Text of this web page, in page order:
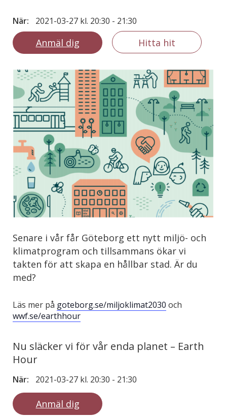
När: 2021-03-27 kl. 20:30 - 21:30
Anmäl dig Hitta hit
Senare i vår får Göteborg ett nytt miljö- och
klimatprogram och tillsammans ökar vi
takten för att skapa en hållbar stad. Är du
med?
Läs mer på goteborg.se/miljoklimat2030 och
wwf.se/earthhour
Nu släcker vi för vår enda planet – Earth
Hour
När: 2021-03-27 kl. 20:30 - 21:30
Anmäl dig